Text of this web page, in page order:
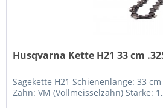
Husqvarna Kette H21 33 cm
Sägekette H21 Schienenlänge: 33
Zahn: VM (Vollmeisselzahn) Stärke: